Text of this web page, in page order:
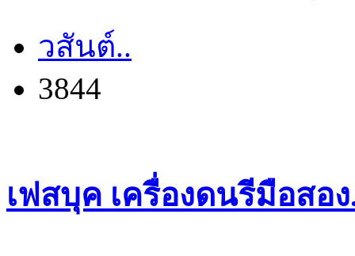
วสันต์..
3844
เฟสบุค เครื่องดนรีมือสอง